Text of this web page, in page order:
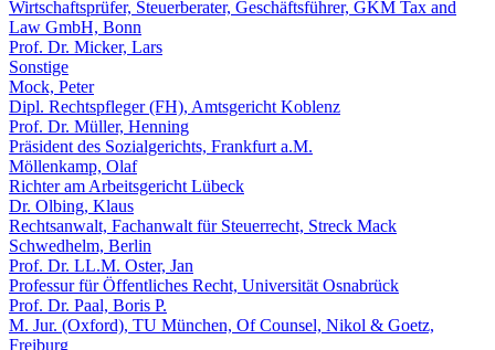
Wirtschaftsprüfer, Steuerberater, Geschäftsführer, GKM Tax and
Law GmbH, Bonn
Prof. Dr. Micker, Lars
Sonstige
Mock, Peter
Dipl. Rechtspfleger (FH), Amtsgericht Koblenz
Prof. Dr. Müller, Henning
Präsident des Sozialgerichts, Frankfurt a.M.
Möllenkamp, Olaf
Richter am Arbeitsgericht Lübeck
Dr. Olbing, Klaus
Rechtsanwalt, Fachanwalt für Steuerrecht, Streck Mack
Schwedhelm, Berlin
Prof. Dr. LL.M. Oster, Jan
Professur für Öffentliches Recht, Universität Osnabrück
Prof. Dr. Paal, Boris P.
M. Jur. (Oxford), TU München, Of Counsel, Nikol & Goetz,
Freiburg